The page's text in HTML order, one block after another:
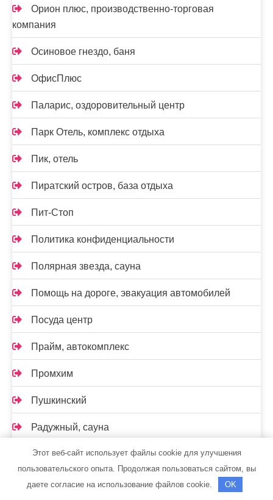
Орион плюс, производственно-торговая
компания
Осиновое гнездо, баня
ОфисПлюс
Паларис, оздоровительный центр
Парк Отель, комплекс отдыха
Пик, отель
Пиратский остров, база отдыха
Пит-Стоп
Политика конфиденциальности
Полярная звезда, сауна
Помощь на дороге, эвакуация автомобилей
Посуда центр
Прайм, автокомплекс
Промхим
Пушкинский
Радужный, сауна
Развал-схождение
Реклама и Контакты
Этот веб-сайт использует файлы cookie для улучшения
пользовательского опыта. Продолжая пользоваться сайтом, вы
даете согласие на использование файлов cookie.
OK